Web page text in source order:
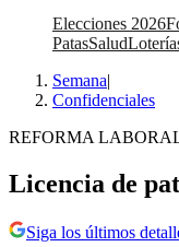
Elecciones 2026
PatasSalud
Semana|
Confidenciales
REFORMA
Licencia de
Siga los últimos